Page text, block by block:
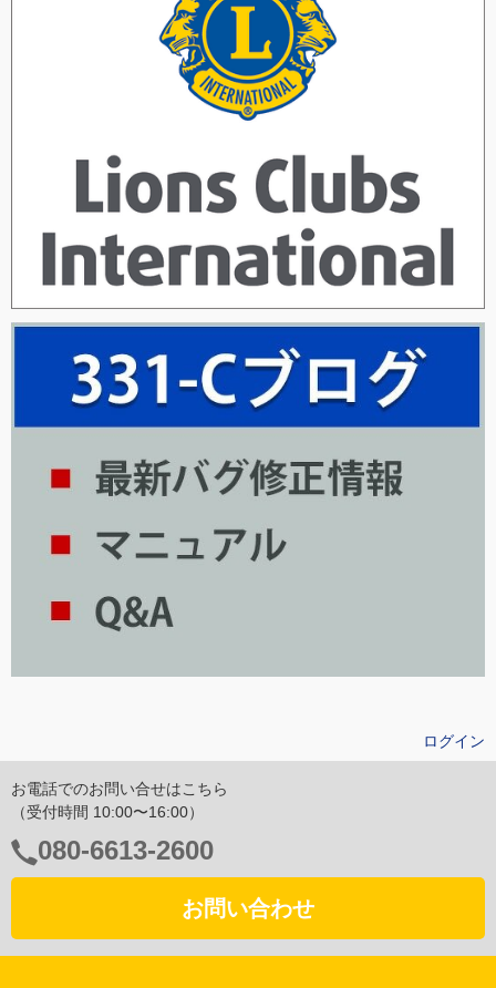
ログイン
お電話でのお問い合せはこちら
（受付時間 10:00〜16:00）
電
話
号：
080-6613-2600
お問い合わせ